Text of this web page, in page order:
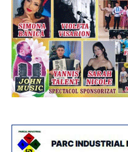
Și, ca o încununare a
amplasată în parc, au
amiezi și până târziu în